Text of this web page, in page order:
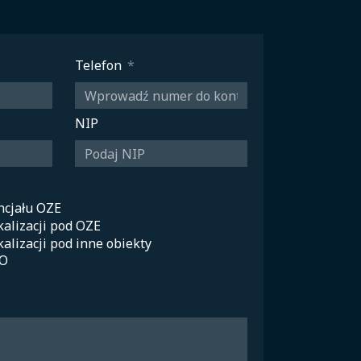
Telefon
NIP
OZE
pod OZE
pod inne obiekty